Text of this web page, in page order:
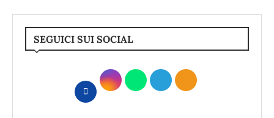
SEGUICI SUI SOCIAL